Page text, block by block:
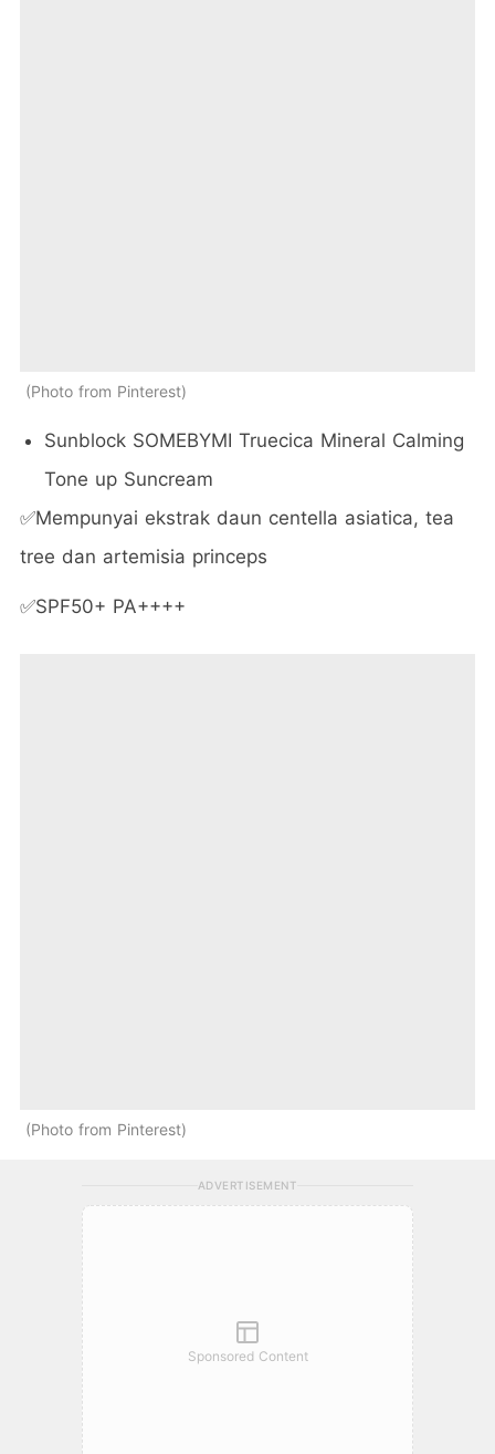
Photo from Pinterest
Sunblock SOMEBYMI Truecica Mineral Calming
Tone up Suncream
✅Mempunyai ekstrak daun centella asiatica, tea
tree dan artemisia princeps
✅SPF50+ PA++++
Photo from Pinterest
ADVERTISEMENT
Sponsored Content